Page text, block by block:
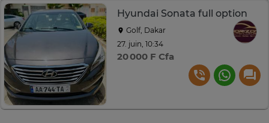
Hyundai Sonata full option
Golf, Dakar
27. juin, 10:34
20 000 F Cfa